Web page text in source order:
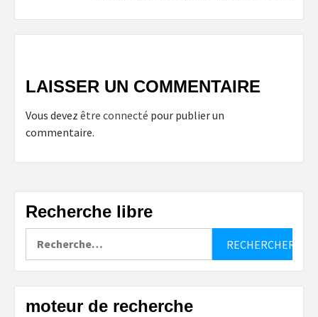
LAISSER UN COMMENTAIRE
Vous devez être connecté pour publier un
commentaire.
Recherche libre
moteur de recherche